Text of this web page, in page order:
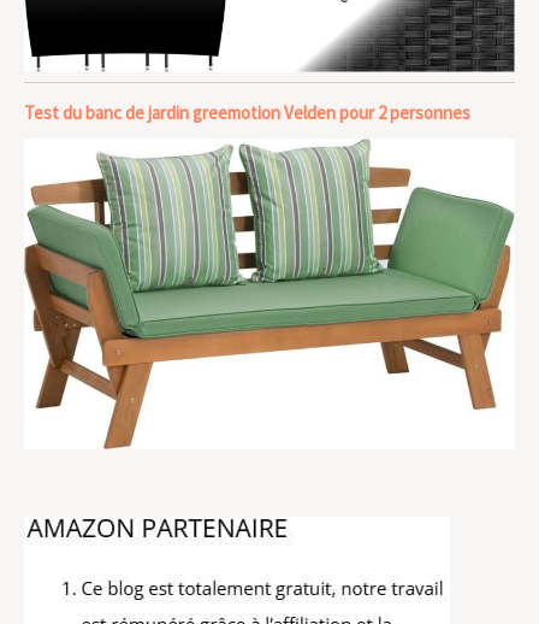
Test du banc de jardin greemotion Velden pour 2 personnes